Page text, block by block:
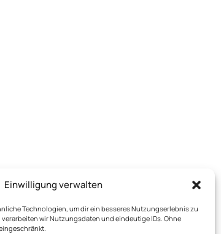
Einwilligung verwalten
Technologien, um dir ein besseres Nutzungserlebnis zu
wir Nutzungsdaten und eindeutige IDs. Ohne